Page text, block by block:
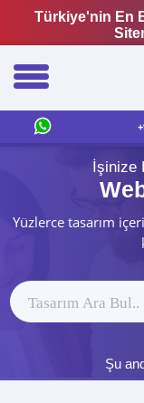
Türkiye'nin En
İşinize
Yüzlerce tasarım
Şu